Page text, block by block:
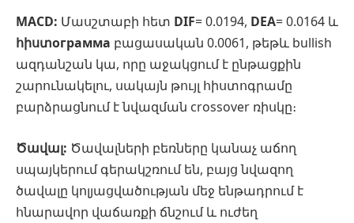
MACD: Մասշտաբի հետ DIF= 0.0194, DEA= 0.0164 և
հիստограмма բացասական 0.0061, թեթև bullish
ազդանշան կա, որը աջակցում է ընթացքին
շարունակելու, սակայն թույլ հիստոգրամը
բարձրացնում է նվազման crossover ռիսկը։
Ծավալ: Ծավալների բեռները կանաչ աճող
սպայկերում գերակշռում են, բայց նվազող
ծավալը կոլյացվածության մեջ ենթադրում է
հնարավոր վաճառքի ճնշում և ուժեղ